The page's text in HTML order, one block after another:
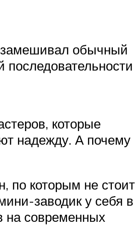
замешивал обычный
последовательности
которые
надежду. А почему
по которым не стоит
заводик у себя в
на современных